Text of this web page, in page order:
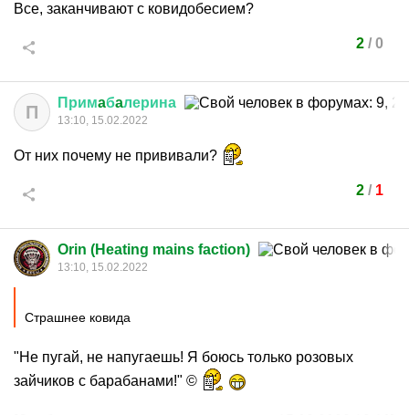
Все, заканчивают с ковидобесием?
2/ 0
П Примaбaлерина
13:10, 15.02.2022
От них почему не прививали?
2/ 1
Orin (Heating mains faction)
13:10, 15.02.2022
Страшнее ковида
"Не пугай, не напугаешь! Я боюсь только розовых
зайчиков с барабанами!" ©